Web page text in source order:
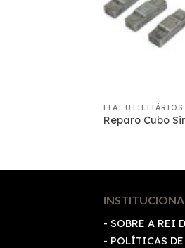
FIAT UTILITÁRIOS
Reparo Cubo
- SOBRE A REI
- POLÍTICAS